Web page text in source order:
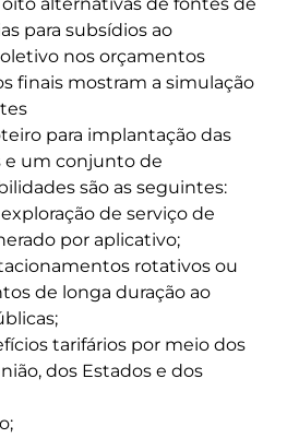
para subsídios ao
nos orçamentos
finais mostram a simulação
para implantação das
e um conjunto de
são as seguintes:
de serviço de
por aplicativo;
rotativos ou
de longa duração ao
tarifários por meio dos
dos Estados e dos